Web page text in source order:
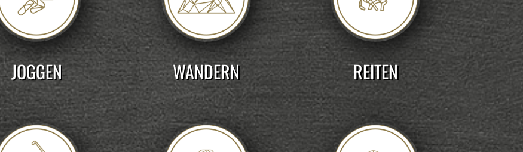
JOGGEN WANDERN REITEN